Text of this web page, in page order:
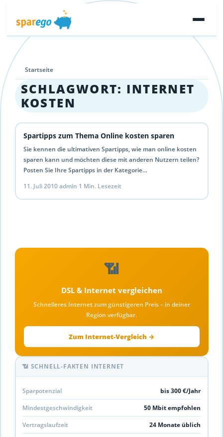
Startseite
SCHLAGWORT: INTERNET
KOSTEN
Spartipps zum Thema Online kosten sparen
Sie kennen die ultimativen Spartipps, wie man online kosten
sparen kann und möchten diese mit anderen Nutzern teilen?
Posten Sie Ihre Spartipps in der Kategorie…
11. Juli 2010·admin·1 Min. Lesezeit
📶
DSL & Internet vergleichen
Schnelleres Internet zum günstigeren Preis – in deiner
Region verfügbar.
Zum Internet-Vergleich →
📶 SCHNELL-FAKTEN INTERNET
Sparpotenzial
bis 300 €/Jahr
Mindestgeschwindigkeit
50 Mbit empfohlen
Vertragslaufzeit
24 Monate üblich